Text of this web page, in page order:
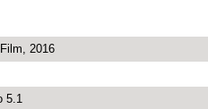
2016
5.1